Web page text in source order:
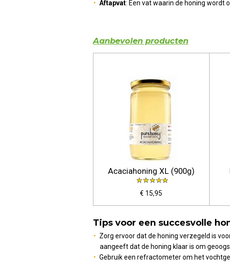
Aftapvat: Een vat waarin de honing wordt
Aanbevolen producten
Acaciahoning XL (900g)
€ 15,95
Tips voor een succesvolle
Zorg ervoor dat de honing verzegeld is
aangeeft dat de honing klaar is om
Gebruik een refractometer om het